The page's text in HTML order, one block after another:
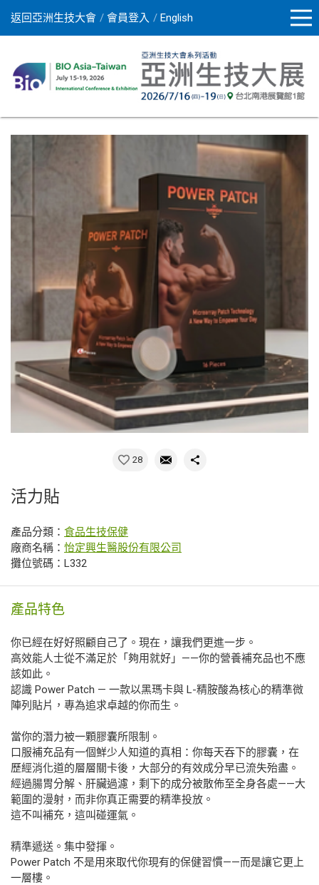
返回亞洲生技大會 會員登入 English
28
活力貼
產品分類： 食品生技保健
廠商名稱： 怡定興生醫股份有限公司
攤位號碼：L332
產品特色
你已經在好好照顧自己了。現在，讓我們更進一步。
高效能人士從不滿足於「夠用就好」——你的營養補充品也不應
該如此。
認識 Power Patch — 一款以黑瑪卡與 L-精胺酸為核心的精準微
陣列貼片，專為追求卓越的你而生。
當你的潛力被一顆膠囊所限制。
口服補充品有一個鮮少人知道的真相：你每天吞下的膠囊，在
歷經消化道的層層關卡後，大部分的有效成分早已流失殆盡。
經過腸胃分解、肝臟過濾，剩下的成分被散佈至全身各處——大
範圍的漫射，而非你真正需要的精準投放。
這不叫補充，這叫碰運氣。
精準遞送。集中發揮。
Power Patch 不是用來取代你現有的保健習慣——而是讓它更上
一層樓。